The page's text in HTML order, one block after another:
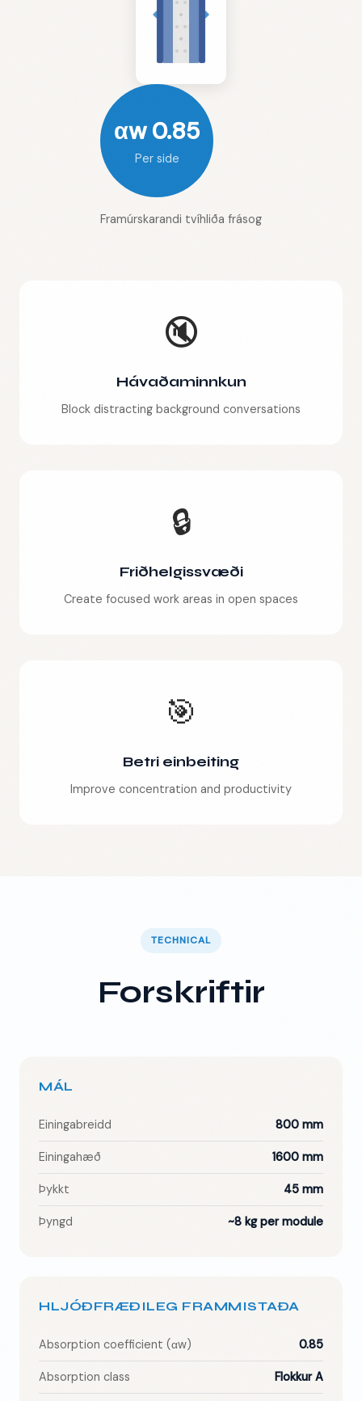
🇮🇸IS
αw 0.85
Per side
Framúrskarandi tvíhliða frásog
🔇
Hávaðaminnkun
Block distracting background conversations
🔒
Friðhelgissvæði
Create focused work areas in open spaces
🎯
Betri einbeiting
Improve concentration and productivity
TECHNICAL
Forskriftir
MÁL
Einingabreidd 800 mm
Einingahæð 1600 mm
Þykkt 45 mm
Þyngd ~8 kg per module
HLJÓÐFRÆÐILEG FRAMMISTAÐA
Absorption coefficient (αw) 0.85
Absorption class Flokkur A